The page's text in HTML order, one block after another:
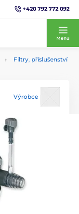
+420 792 772 092
Menu
Filtry, příslušenství
Výrobce